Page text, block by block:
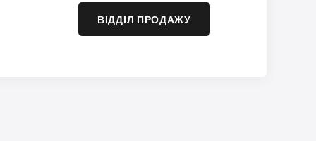
ВІДДІЛ ПРОДАЖУ